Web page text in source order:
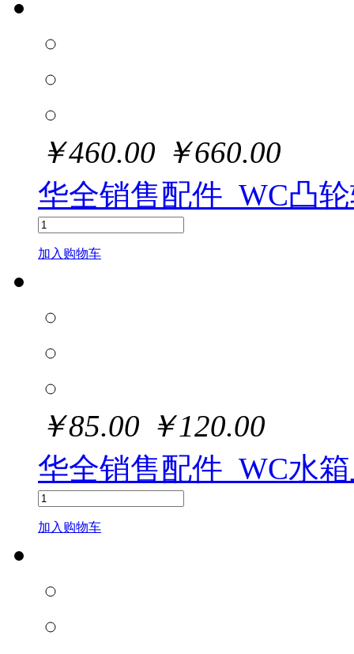
￥460.00 ￥660.00
华全销售配件_WC凸
加入购物车
￥85.00 ￥120.00
华全销售配件_WC水
加入购物车